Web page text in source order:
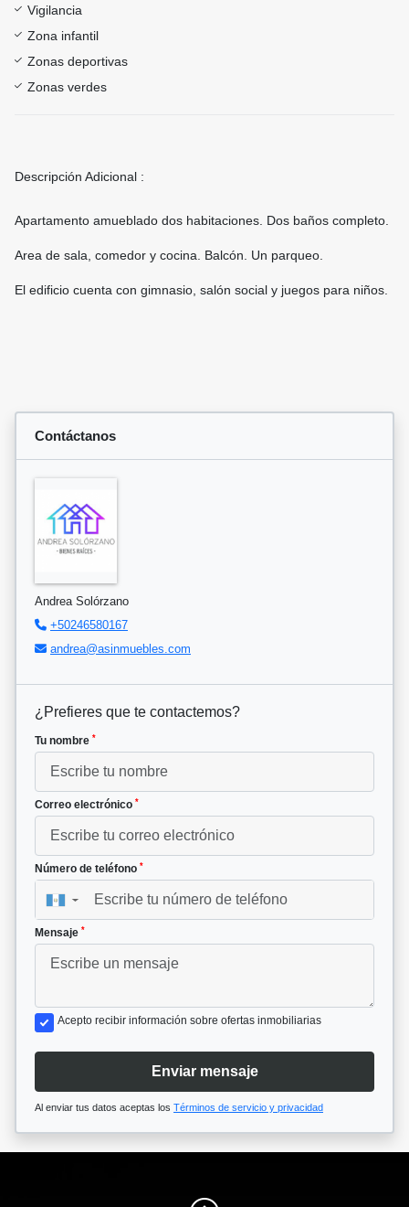
Vigilancia
Zona infantil
Zonas deportivas
Zonas verdes
Descripción Adicional :
Apartamento amueblado dos habitaciones. Dos baños completo.
Area de sala, comedor y cocina. Balcón. Un parqueo.
El edificio cuenta con gimnasio, salón social y juegos para niños.
Contáctanos
Andrea Solórzano
+50246580167
andrea@asinmuebles.com
¿Prefieres que te contactemos?
Tu nombre *
Correo electrónico *
Número de teléfono *
▼
Mensaje *
Acepto recibir información sobre ofertas inmobiliarias
Enviar mensaje
Al enviar tus datos aceptas los Términos de servicio y privacidad